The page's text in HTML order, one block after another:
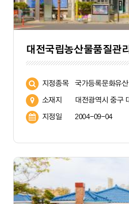
지정종목 국가등록문화유산
소재지
지정일 2004-09-04